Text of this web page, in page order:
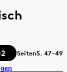
SeitenS. 47–49